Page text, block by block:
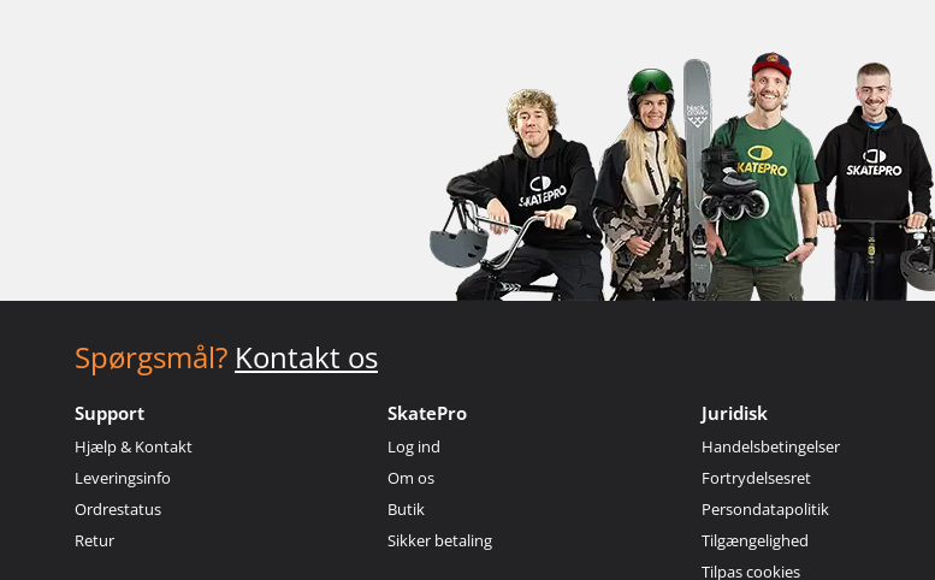
Spørgsmål? Kontakt os
Support
Hjælp & Kontakt
Leveringsinfo
Ordrestatus
Retur
SkatePro
Log ind
Om os
Butik
Sikker betaling
Juridisk
Handelsbetingelser
Fortrydelsesret
Persondatapolitik
Tilgængelighed
Tilpas cookies